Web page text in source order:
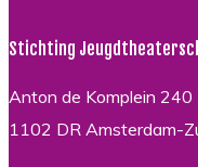
Stichting
Anton de Komplein 240
1102 DR Amsterdam-